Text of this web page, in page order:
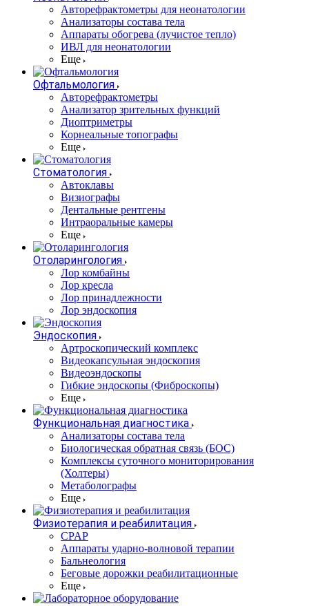
Авторефрактометры для неонатологии
Анализаторы состава тела
Аппараты обогрева (лучистое тепло)
ИВЛ для неонатологии
Еще
Офтальмология
Авторефрактометры
Анализатор зрительных функций
Диоптриметры
Корнеальные топографы
Еще
Стоматология
Автоклавы
Визиографы
Дентальные рентгены
Интраоральные камеры
Еще
Отоларингология
Лор комбайны
Лор кресла
Лор принадлежности
Лор эндоскопия
Эндоскопия
Артроскопический комплекс
Видеокапсульная эндоскопия
Видеоэндоскопы
Гибкие эндоскопы (Фиброcкопы)
Еще
Функциональная диагностика
Анализаторы состава тела
Биологическая обратная связь (БОС)
Комплексы суточного мониторирования
(Холтеры)
Метаболографы
Еще
Физиотерапия и реабилитация
CPAP
Аппараты ударно-волновой терапии
Бальнеология
Беговые дорожки реабилитационные
Еще